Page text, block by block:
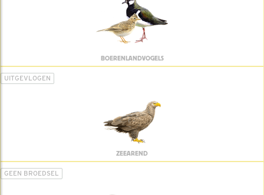
BOERENLANDVOGELS
UITGEVLOGEN
ZEEAREND
GEEN BROEDSEL